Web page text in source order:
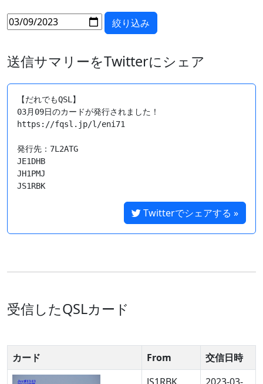
送信サマリーをTwitterにシェア
【だれでもQSL】
03月09日のカードが発行されました！
https://fqsl.jp/l/eni71
発行先：7L2ATG
JE1DHB
JH1PMJ
Twitterでシェアする »
受信したQSLカード
カード From
交信日時